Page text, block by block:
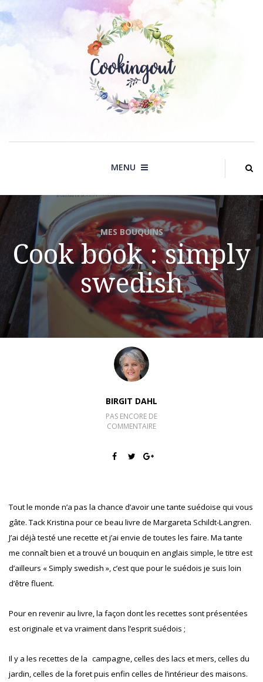
to
MENU
MES BOUQUINS
Cook book : simply
swedish
BIRGIT DAHL
PAS ENCORE DE
COMMENTAIRE
Tout le monde n’a pas la chance d’avoir une tante suédoise qui vous
gâte. Tack Kristina pour ce beau livre de Margareta Schildt-Langren.
J’ai déjà testé une recette et j’ai envie de toutes les faire. Ma tante
me connaît bien et a trouvé un bouquin en anglais simple, le titre est
d’ailleurs « Simply swedish », c’est que pour le suédois je suis loin
d’être fluent.
Pour en revenir au livre, la façon dont les recettes sont présentées
est originale et va vraiment dans l’esprit suédois ;
Il y a les recettes de la campagne, celles des lacs et mers, celles du
jardin, celles de la foret puis enfin celles de l’intérieur des maisons.